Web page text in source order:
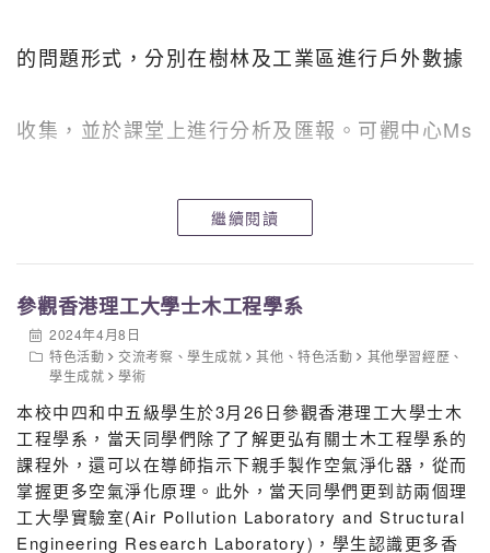
的問題形式，分別在樹林及工業區進行戶外數據
收集，並於課堂上進行分析及匯報。可觀中心Ms
Yiu對本校學生參與考察的學習態度表示極之欣
賞，並送上心意卡讚許同學。希望同學保存這份
難得的學習經歷，繼續努力！
繼續閱讀
參觀香港理工大學士木工程學系
2024年4月8日
特色活動
交流考察 、學生成就 其他 、特色活動 其他學習經歷 、
學生成就
學術
本校中四和中五級學生於3月26日參觀香港理工大學士木
工程學系，當天同學們除了了解更弘有關士木工程學系的
課程外，還可以在導師指示下親手製作空氣淨化器，從而
掌握更多空氣淨化原理。此外，當天同學們更到訪兩個理
工大學實驗室(Air Pollution Laboratory and Structural
Engineering Research Laboratory)，學生認識更多香